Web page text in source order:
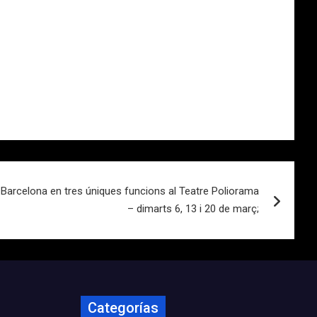
en tres úniques funcions al Teatre Poliorama
– dimarts 6, 13 i 20 de març;
Categorías